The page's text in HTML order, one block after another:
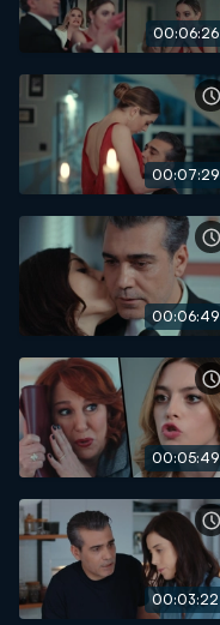
00:06:26
00:07:29
00:06:49
00:05:49
00:03:22